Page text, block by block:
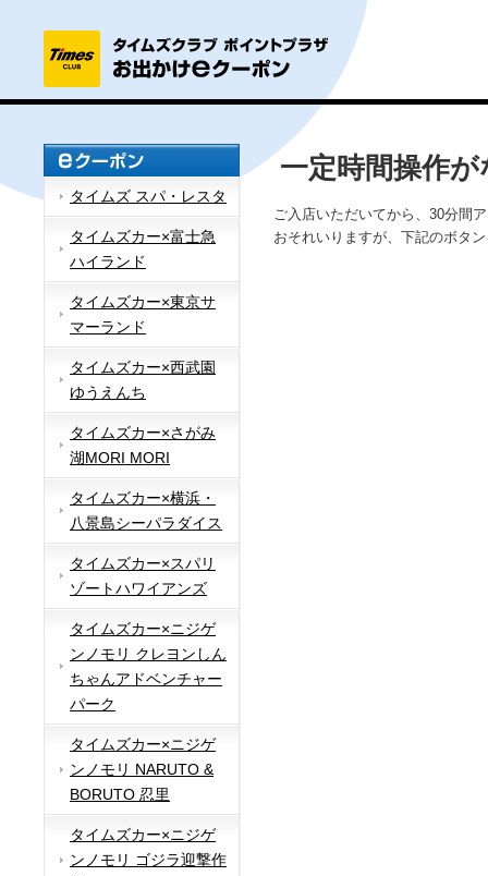
タイムズ スパ・レスタ
タイムズカー×富士急
ハイランド
タイムズカー×東京サ
マーランド
タイムズカー×西武園
ゆうえんち
タイムズカー×さがみ
湖MORI MORI
タイムズカー×横浜・
八景島シーパラダイス
タイムズカー×スパリ
ゾートハワイアンズ
タイムズカー×ニジゲ
ンノモリ クレヨンしん
ちゃんアドベンチャー
パーク
タイムズカー×ニジゲ
ンノモリ NARUTO &
BORUTO 忍里
タイムズカー×ニジゲ
ンノモリ ゴジラ迎撃作
一定時間操作
ご入店いただいてから、30分間
おそれいりますが、下記のボタ